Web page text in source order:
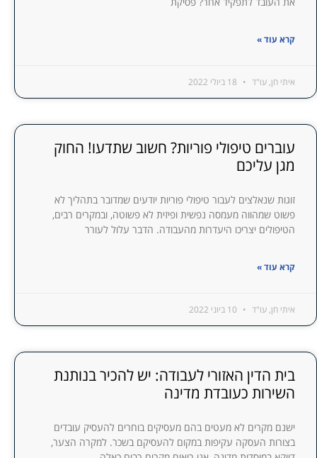
קרא עוד »
איתי חן, עו"ד
עוברים טיפולי פוריות? חשוב שתדעו! החוק
מגן עליכם
זוגות שנאלצים לעבור טיפולי פוריות יודעים שמדובר בתהליך לא
פשוט שמהווה מעמסה נפשית ופיזית לא פשוטה, ובמקרים רבים,
הטיפולים יצריכו היעדרות מהעבודה. הדבר עלול לעורר
קרא עוד »
איתי חן, עו"ד
בית הדין האזורי לעבודה: יש להכיר בנותנת
השירות כעובדת מדינה
ישנם מקרים לא מעטים בהם מעסיקים בוחרים להעסיק עובדים
בצורות העסקה עקיפות במקום להעסיקם בשכר. למקרה הצער,